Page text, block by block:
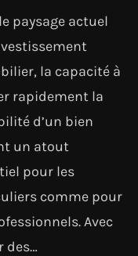
paysage actuel
la capacité à
rapidement la
d’un bien
un atout
pour les
comme pour
Avec
des…